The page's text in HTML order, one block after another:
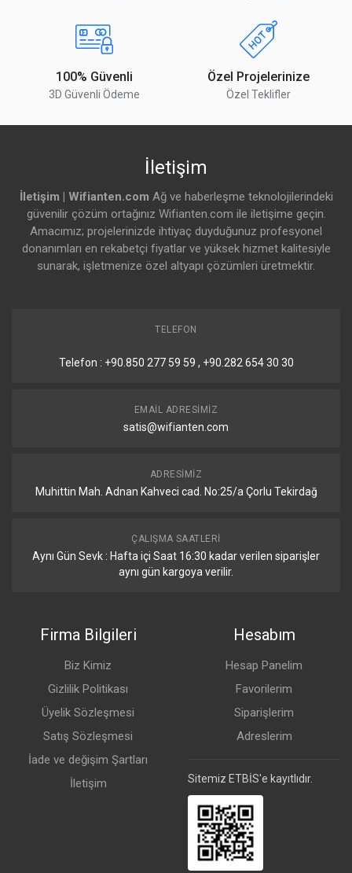
100% Güvenli
3D Güvenli Ödeme
Özel Projelerinize
Özel Teklifler
İletişim
İletişim | Wifianten.com Ağ ve haberleşme teknolojilerindeki
güvenilir çözüm ortağınız Wifianten.com ile iletişime geçin.
Amacımız; projelerinizde ihtiyaç duyduğunuz profesyonel
donanımları en rekabetçi fiyatlar ve yüksek hizmet kalitesiyle
sunarak, işletmenize özel altyapı çözümleri üretmektir.
TELEFON
Telefon : +90.850 277 59 59 , +90.282 654 30 30
EMAIL ADRESIMIZ
satis@wifianten.com
ADRESIMIZ
Muhittin Mah. Adnan Kahveci cad. No:25/a Çorlu Tekirdağ
ÇALIŞMA SAATLERI
Aynı Gün Sevk : Hafta içi Saat 16:30 kadar verilen siparişler
aynı gün kargoya verilir.
Firma Bilgileri
Biz Kimiz
Gizlilik Politikası
Üyelik Sözleşmesi
Satış Sözleşmesi
İade ve değişim Şartları
İletişim
Hesabım
Hesap Panelim
Favorilerim
Siparişlerim
Adreslerim
Sitemiz ETBİS'e kayıtlıdır.